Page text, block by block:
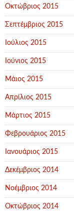
Οκτώβριος 2015
Σεπτέμβριος 2015
Ιούλιος 2015
Ιούνιος 2015
Μάιος 2015
Απρίλιος 2015
Μάρτιος 2015
Φεβρουάριος 2015
Ιανουάριος 2015
Δεκέμβριος 2014
Νοέμβριος 2014
Οκτώβριος 2014